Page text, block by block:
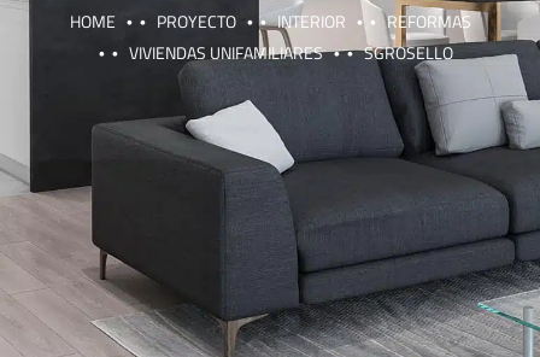
HOME PROYECTO INTERIOR
REFORMAS
VIVIENDAS UNIFAMILIARES
SGROSELLO